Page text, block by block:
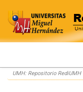
Skip
navigation
UMH: Repositorio RediUMH